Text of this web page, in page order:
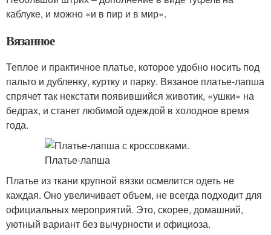
каблуке, и можно «и в пир и в мир».
Вязанное
Теплое и практичное платье, которое удобно носить под
пальто и дубленку, куртку и парку. Вязаное платье-лапша
спрячет так некстати появившийся животик, «ушки» на
бедрах, и станет любимой одеждой в холодное время
года.
Платье из ткани крупной вязки осмелится одеть не
каждая. Оно увеличивает объем, не всегда подходит для
официальных мероприятий. Это, скорее, домашний,
уютный вариант без вычурности и официоза.